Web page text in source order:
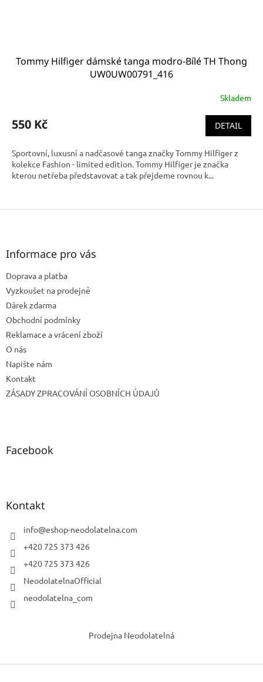
Tommy Hilfiger dámské tanga modro-Bílé TH Thong
UW0UW00791_416
Skladem
550 Kč DETAIL
Sportovní, luxusní a nadčasové tanga značky Tommy Hilfiger z
kolekce Fashion - limited edition. Tommy Hilfiger je značka
kterou netřeba představovat a tak přejdeme rovnou k...
Z
Informace pro vás
Doprava a platba
Vyzkoušet na prodejně
Dárek zdarma
Obchodní podmínky
Reklamace a vrácení zboží
O nás
Napište nám
Kontakt
ZÁSADY ZPRACOVÁNÍ OSOBNÍCH ÚDAJŮ
Facebook
Kontakt
info@eshop-neodolatelna.com
+420 725 373 426
+420 725 373 426
NeodolatelnaOfficial
neodolatelna_com
Prodejna Neodolatelná